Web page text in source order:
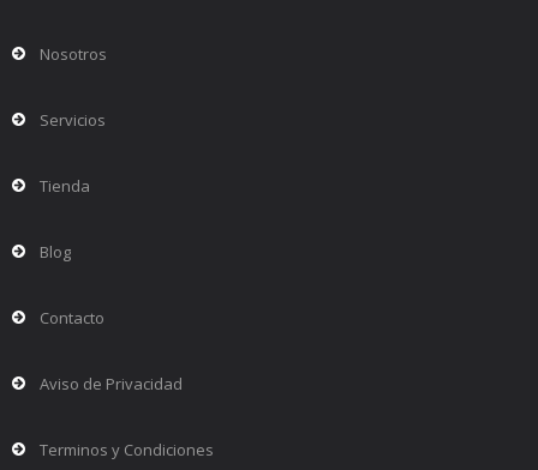
Nosotros
Servicios
Tienda
Blog
Contacto
Aviso de Privacidad
Terminos y Condiciones